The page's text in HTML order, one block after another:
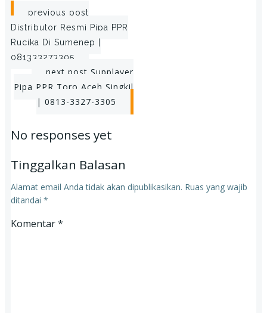
Post
navigation
previous post
Distributor Resmi Pipa PPR
Rucika Di Sumenep |
081333273305
Post
navigation
next post Supplayer
Pipa PPR Toro Aceh Singkil
| 0813-3327-3305
No responses yet
Tinggalkan Balasan
Alamat email Anda tidak akan dipublikasikan. Ruas yang wajib
ditandai *
Komentar*